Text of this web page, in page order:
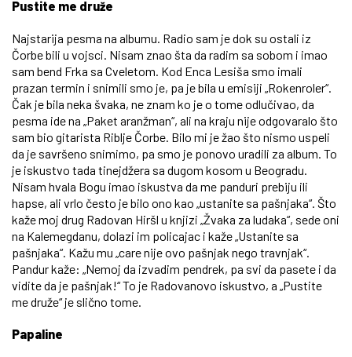
Pustite me druže
Najstarija pesma na albumu. Radio sam je dok su ostali iz
Čorbe bili u vojsci. Nisam znao šta da radim sa sobom i imao
sam bend Frka sa Cveletom. Kod Enca Lesiša smo imali
prazan termin i snimili smo je, pa je bila u emisiji „Rokenroler“.
Čak je bila neka švaka, ne znam ko je o tome odlučivao, da
pesma ide na „Paket aranžman“, ali na kraju nije odgovaralo što
sam bio gitarista Riblje Čorbe. Bilo mi je žao što nismo uspeli
da je savršeno snimimo, pa smo je ponovo uradili za album. To
je iskustvo tada tinejdžera sa dugom kosom u Beogradu.
Nisam hvala Bogu imao iskustva da me panduri prebiju ili
hapse, ali vrlo često je bilo ono kao „ustanite sa pašnjaka“. Što
kaže moj drug Radovan Hiršl u knjizi „Žvaka za ludaka“, sede oni
na Kalemegdanu, dolazi im policajac i kaže „Ustanite sa
pašnjaka“. Kažu mu „care nije ovo pašnjak nego travnjak“.
Pandur kaže: „Nemoj da izvadim pendrek, pa svi da pasete i da
vidite da je pašnjak!“ To je Radovanovo iskustvo, a „Pustite
me druže“ je slično tome.
Papaline